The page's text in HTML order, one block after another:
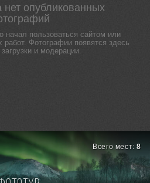
нет опубликованных
начал пользоваться сайтом или
работ. Фотографии появятся здесь
и модерации.
Всего мест:8